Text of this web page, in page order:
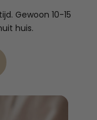
Gewoon 10-15
huis.